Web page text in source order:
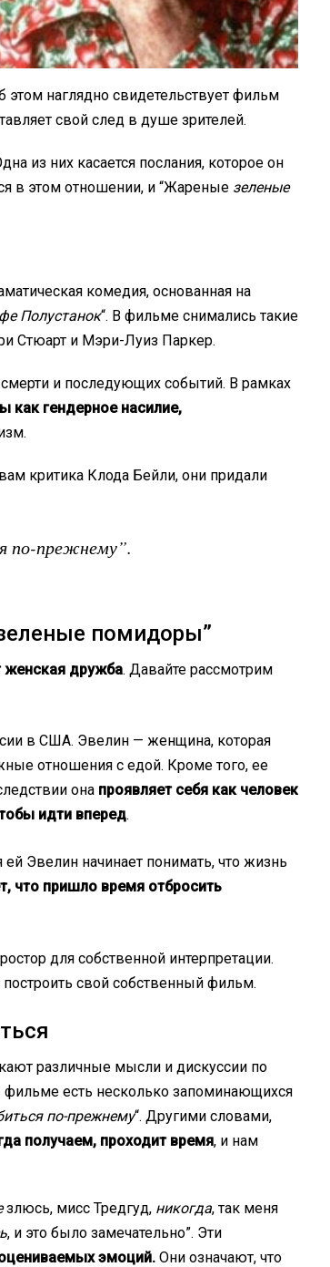
этом наглядно свидетельствует фильм
свой след в душе зрителей.
из них касается послания, которое он
в этом отношении, и “Жареные зеленые
комедия, основанная на
Полустанок“. В фильме снимались такие
Стюарт и Мэри-Луиз Паркер.
смерти и последующих событий. В рамках
как гендерное насилие,
критика Клода Бейли, они придали
по-прежнему”.
помидоры”
женская дружба. Давайте рассмотрим
в США. Эвелин — женщина, которая
отношения с едой. Кроме того, ее
она проявляет себя как человек
идти вперед.
Эвелин начинает понимать, что жизнь
что пришло время отбросить
для собственной интерпретации.
свой собственный фильм.
различные мысли и дискуссии по
есть несколько запоминающихся
по-прежнему“. Другими словами,
получаем, проходит время, и нам
злюсь, мисс Тредгуд, никогда, так меня
, и это было замечательно”. Эти
эмоций. Они означают, что